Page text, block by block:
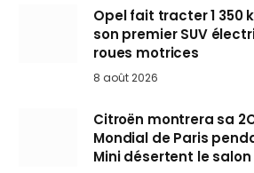
Opel fait tracter 1 350
son premier SUV
roues motrices
8 août 2026
Citroën montrera sa
Mondial de Paris
Mini désertent le salon